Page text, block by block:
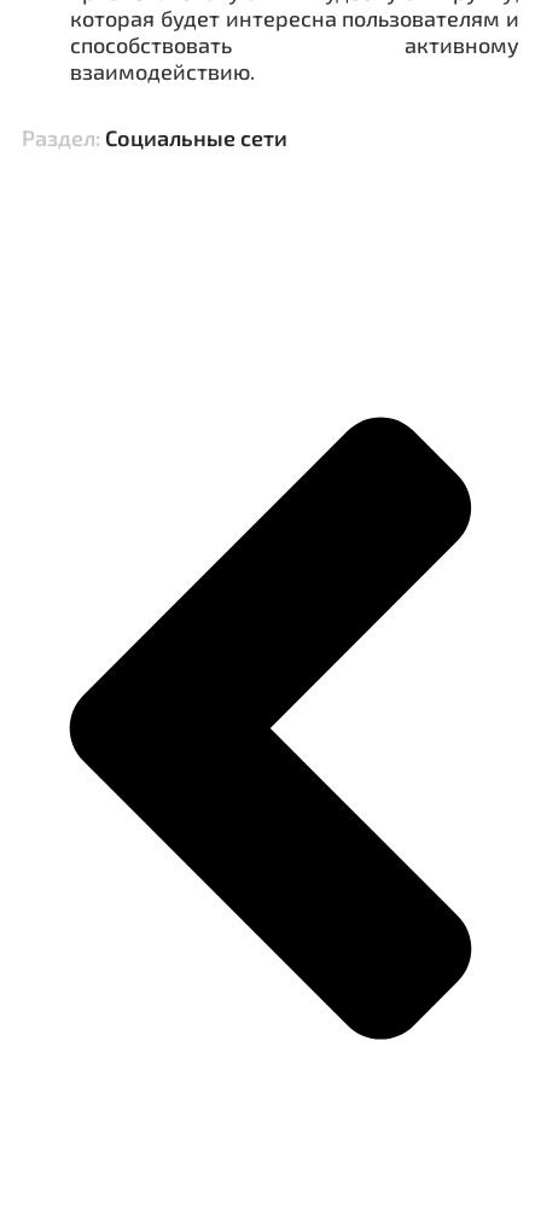
которая будет интересна пользователям и
способствовать активному
взаимодействию.
Раздел: Социальные сети